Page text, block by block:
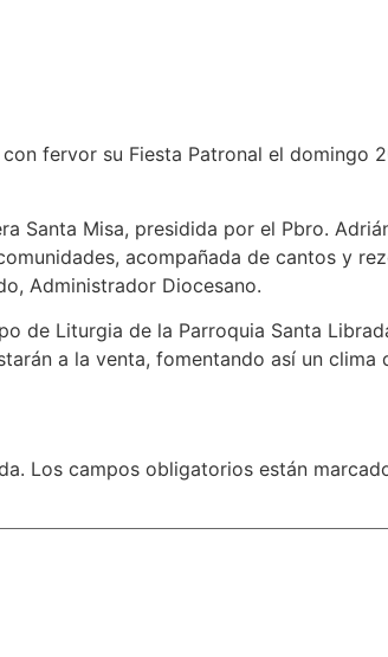
fervor su Fiesta Patronal el domingo
Santa Misa, presidida por el Pbro.
acompañada de cantos y
Administrador Diocesano.
de Liturgia de la Parroquia Santa
a la venta, fomentando así un clima
Los campos obligatorios están